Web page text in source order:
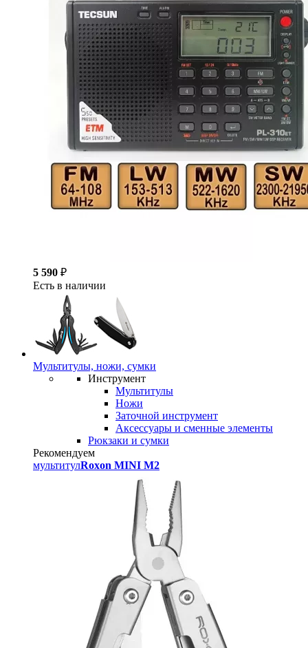
5 590 ₽
Есть в наличии
Мультитулы, ножи, сумки
Инструмент
Мультитулы
Ножи
Заточной инструмент
Аксессуары и сменные элементы
Рюкзаки и сумки
Рекомендуем
мультитулRoxon MINI M2